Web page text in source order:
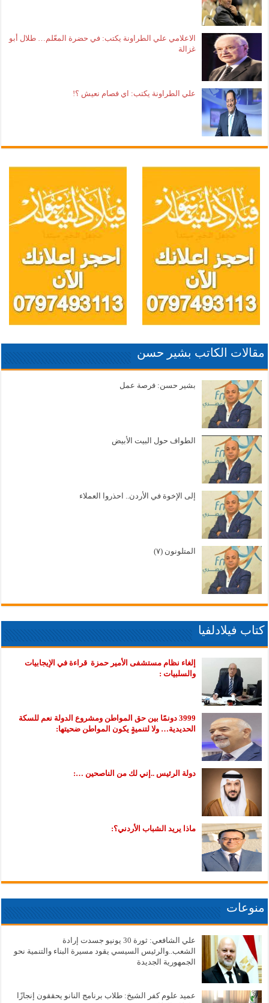
الاعلامي علي الطراونة يكتب: في حضرة المعّلم… طلال أبو
غزالة
علي الطراونة يكتب: اي فصام نعيش ؟!
مقالات الكاتب بشير حسن
بشير حسن: فرصة عمل
الطواف حول البيت الأبيض
إلى الإخوة في الأردن.. احذروا العملاء
المتلونون (٧)
كتاب فيلادلفيا
إلغاء نظام مستشفى الأمير حمزة قراءة في الإيجابيات
والسلبيات :
3999 دونمًا بين حق المواطن ومشروع الدولة نعم للسكة
الحديدية… ولا لتنميةٍ يكون المواطن ضحيتها:
دولة الرئيس ..إني لك من الناصحين …:
ماذا يريد الشباب الأردني؟:
منوعات
علي الشافعي: ثورة 30 يونيو جسدت إرادة
الشعب..والرئيس السيسي يقود مسيرة البناء والتنمية نحو
الجمهورية الجديدة
عميد علوم كفر الشيخ: طلاب برنامج النانو يحققون إنجازًا